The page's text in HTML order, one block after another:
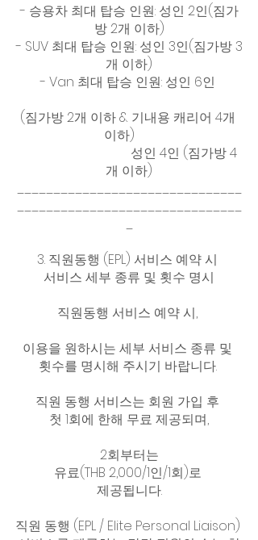
- 승용차 최대 탑승 인원: 성인 2인(짐가
방 2개 이하)
- SUV 최대 탑승 인원: 성인 3인(짐가방 3
개 이하)
- Van 최대 탑승 인원: 성인 6인
(짐가방 2개 이하 & 기내용 캐리어 4개
이하)
개 이하)
_______________________________
_______________________________
_
3. 직원동행 (EPL) 서비스 예약 시
서비스 세부 종류 및 횟수 명시
직원동행 서비스 예약 시,
이용을 원하시는 세부 서비스 종류 및
횟수를 명시해 주시기 바랍니다.
직원 동행 서비스는 회원 가입 후
첫 1회에 한해 무료 제공되며,
2회부터는
유료(THB 2,000/1인/1회)로
제공됩니다.
직원 동행 (EPL / Elite Personal Liaison)